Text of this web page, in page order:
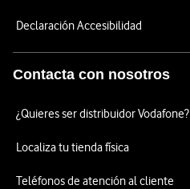
Declaración Accesibilidad
Contacta con nosotros
¿Quieres ser distribuidor Vodafone?
Localiza tu tienda física
Teléfonos de atención al cliente